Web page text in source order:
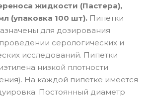
жидкости (Пастера),
(упаковка 100 шт). Пипетки
для дозирования
серологических и
исследований. Пипетки
низкой плотности
На каждой пипетке имеется
Постоянный диаметр